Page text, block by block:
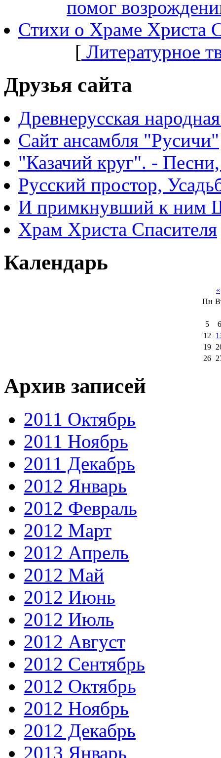
помог
Стихи о Храме Христа
[ Литературное
Друзья сайта
Древнерусская
Сайт ансамбля "Русичи"
"Казачий круг". -
Русский простор,
И примкнувший к ним
Храм Христа Спасителя
Календарь
«
Пн
5
6
12
19
26
Архив записей
2011 Октябрь
2011 Ноябрь
2011 Декабрь
2012 Январь
2012 Февраль
2012 Март
2012 Апрель
2012 Май
2012 Июнь
2012 Июль
2012 Август
2012 Сентябрь
2012 Октябрь
2012 Ноябрь
2012 Декабрь
2013 Январь